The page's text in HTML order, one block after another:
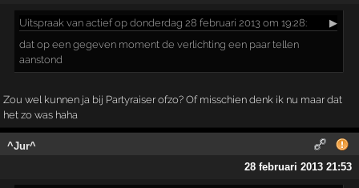
Uitspraak van actief op donderdag 28 februari 2013 om 19:28:
▶
dat op een gegeven moment de verlichting een paar tellen
aanstond
Zou wel kunnen ja bij Partyraiser ofzo? Of misschien denk ik nu maar dat
het zo was haha
^Jur^
28 februari 2013 21:53